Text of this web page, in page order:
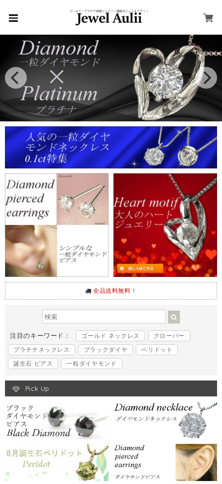
全品送料無料！
注目のキーワード： ゴールド ネックレス
クローバー
プラチナネックレス
ブラックダイヤ
ペリドット
誕生石 ピアス
一粒ダイヤモンド
Pick Up